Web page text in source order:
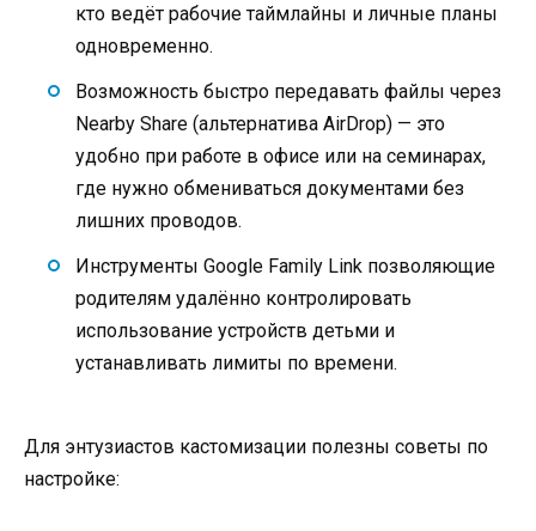
кто ведёт рабочие таймлайны и личные планы
одновременно.
Возможность быстро передавать файлы через
Nearby Share (альтернатива AirDrop) — это
удобно при работе в офисе или на семинарах,
где нужно обмениваться документами без
лишних проводов.
Инструменты Google Family Link позволяющие
родителям удалённо контролировать
использование устройств детьми и
устанавливать лимиты по времени.
Для энтузиастов кастомизации полезны советы по
настройке: